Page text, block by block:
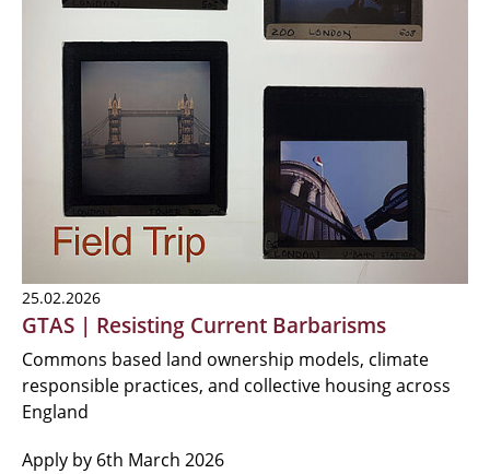
25.02.2026
GTAS | Resisting Current Barbarisms
Commons based land ownership models, climate
responsible practices, and collective housing across
England
Apply by 6th March 2026